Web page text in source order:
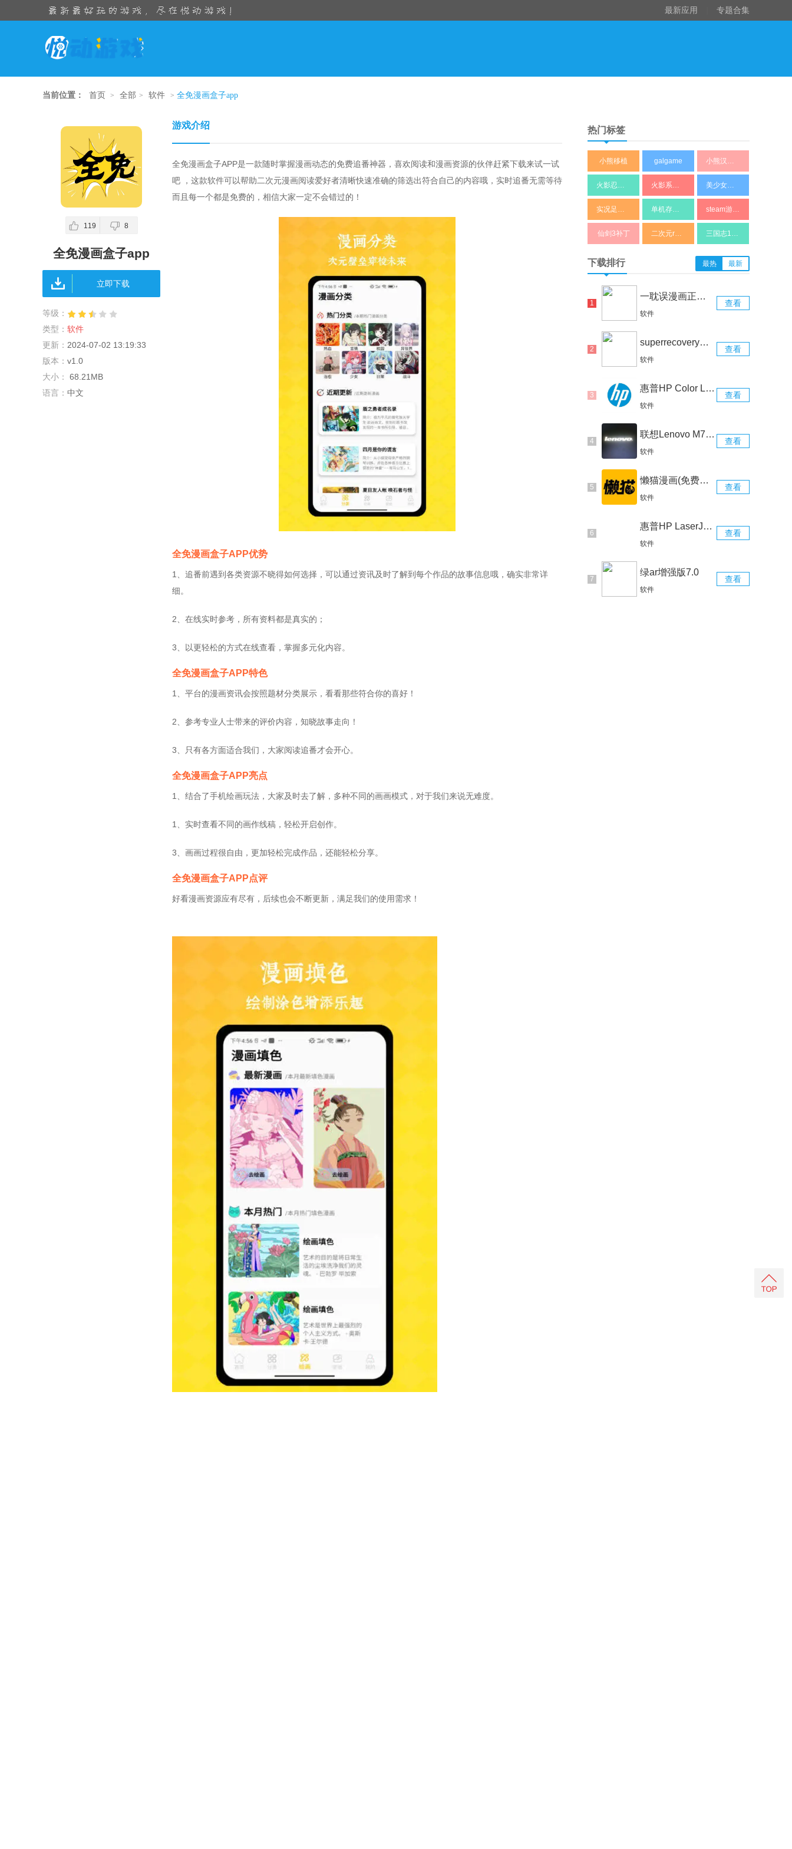
最新应用 专题合集
当前位置： 首页 > 全部 > 软件 > 全免漫画盒子app
119 8
全免漫画盒子app
立即下载
等级：
类型： 软件
更新： 2024-07-02 13:19:33
版本： v1.0
大小： 68.21MB
语言： 中文
游戏介绍
全免漫画盒子APP是一款随时掌握漫画动态的免费追番神器，喜欢阅读和漫画资源的伙伴赶紧下载来试一试
吧 ，这款软件可以帮助二次元漫画阅读爱好者清晰快速准确的筛选出符合自己的内容哦，实时追番无需等待
而且每一个都是免费的，相信大家一定不会错过的！
全免漫画盒子APP优势
1、追番前遇到各类资源不晓得如何选择，可以通过资讯及时了解到每个作品的故事信息哦，确实非常详
细。
2、在线实时参考，所有资料都是真实的；
3、以更轻松的方式在线查看，掌握多元化内容。
全免漫画盒子APP特色
1、平台的漫画资讯会按照题材分类展示，看看那些符合你的喜好！
2、参考专业人士带来的评价内容，知晓故事走向！
3、只有各方面适合我们，大家阅读追番才会开心。
全免漫画盒子APP亮点
1、结合了手机绘画玩法，大家及时去了解，多种不同的画画模式，对于我们来说无难度。
1、实时查看不同的画作线稿，轻松开启创作。
3、画画过程很自由，更加轻松完成作品，还能轻松分享。
全免漫画盒子APP点评
好看漫画资源应有尽有，后续也会不断更新，满足我们的使用需求！
热门标签
小熊移植 galgame 小熊汉化组
火影忍者同人 火影系列修改器 美少女养成
实况足球补丁 单机存档修改器 steam游戏修改器
仙剑3补丁 二次元rpg游戏 三国志11修改器
下载排行 最热 最新
一耽误漫画正版官网版
软件
查看
superrecovery免费版
软件
查看
惠普HP Color LaserJet Pro M254dw 驱动
软件
查看
联想Lenovo M7206驱动
软件
查看
懒猫漫画(免费漫画页面)官网版
软件
查看
惠普HP LaserJet 1020 Plus打印机驱动
软件
查看
绿ar增强版7.0
软件
查看